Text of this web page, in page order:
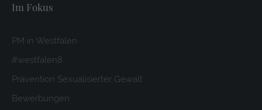
Im Fokus
PM in Westfalen
#westfalen8
Prävention Sexualisierter Gewalt
Bewerbungen